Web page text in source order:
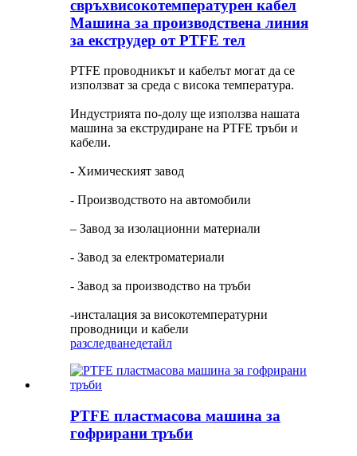
свръхвисокотемпературен кабел
Машина за производствена линия
за екструдер от PTFE тел
PTFE проводникът и кабелът могат да се
използват за среда с висока температура.
Индустрията по-долу ще използва нашата
машина за екструдиране на PTFE тръби и
кабели.
- Химическият завод
- Производството на автомобили
– Завод за изолационни материали
- Завод за електроматериали
- Завод за производство на тръби
-инсталация за високотемпературни
проводници и кабели
разследванедетайл
PTFE пластмасова машина за
гофрирани тръби